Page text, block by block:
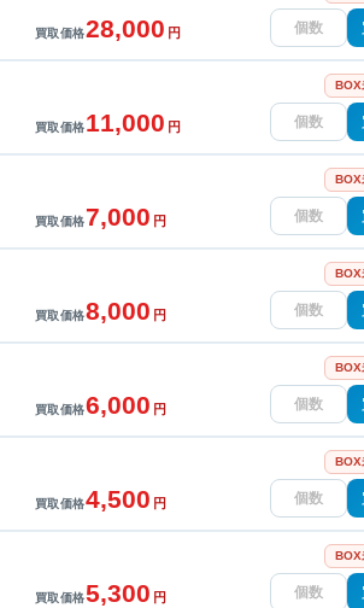
買取価格28,000 円
BOX
買取価格11,000 円
BOX
買取価格7,000 円
BOX
買取価格8,000 円
BOX
買取価格6,000 円
BOX
買取価格4,500 円
BOX
買取価格5,300 円